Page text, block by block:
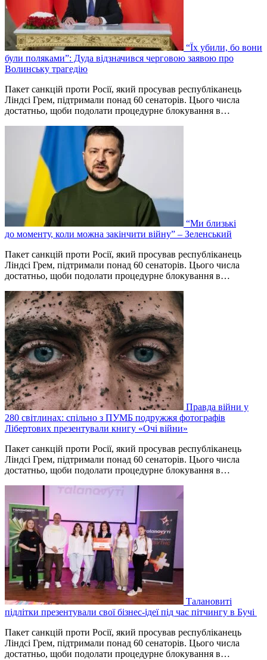
“Їх убили, бо вони
були поляками”: Дуда відзначився черговою заявою про
Волинську трагедію
Пакет санкцій проти Росії, який просував республіканець
Ліндсі Грем, підтримали понад 60 сенаторів. Цього числа
достатньо, щоби подолати процедурне блокування в…
“Ми близькі
до моменту, коли можна закінчити війну” – Зеленський
Пакет санкцій проти Росії, який просував республіканець
Ліндсі Грем, підтримали понад 60 сенаторів. Цього числа
достатньо, щоби подолати процедурне блокування в…
Правда війни у
280 світлинах: спільно з ПУМБ подружжя фотографів
Лібертових презентували книгу «Очі війни»
Пакет санкцій проти Росії, який просував республіканець
Ліндсі Грем, підтримали понад 60 сенаторів. Цього числа
достатньо, щоби подолати процедурне блокування в…
Талановиті
підлітки презентували свої бізнес-ідеї під час пітчингу в Бучі
Пакет санкцій проти Росії, який просував республіканець
Ліндсі Грем, підтримали понад 60 сенаторів. Цього числа
достатньо, щоби подолати процедурне блокування в…